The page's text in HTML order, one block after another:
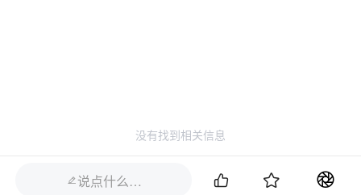
没有找到相关信息
说点什么…  